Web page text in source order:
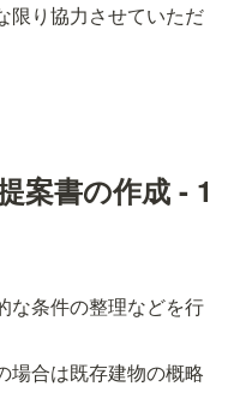
限り協力させていただ
案書の作成 - 1
な条件の整理などを行
場合は既存建物の概略